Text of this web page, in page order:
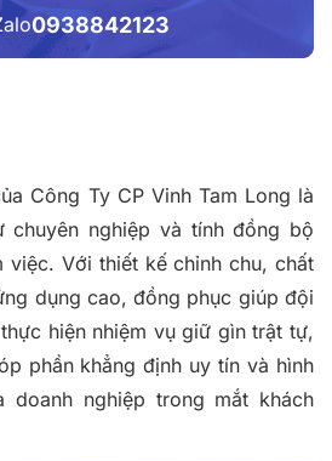
0938842123
Công Ty CP Vinh Tam Long là
chuyên nghiệp và tính đồng bộ
việc. Với thiết kế chỉnh chu, chất
dụng cao, đồng phục giúp đội
hiện nhiệm vụ giữ gìn trật tự,
phần khẳng định uy tín và hình
doanh nghiệp trong mắt khách